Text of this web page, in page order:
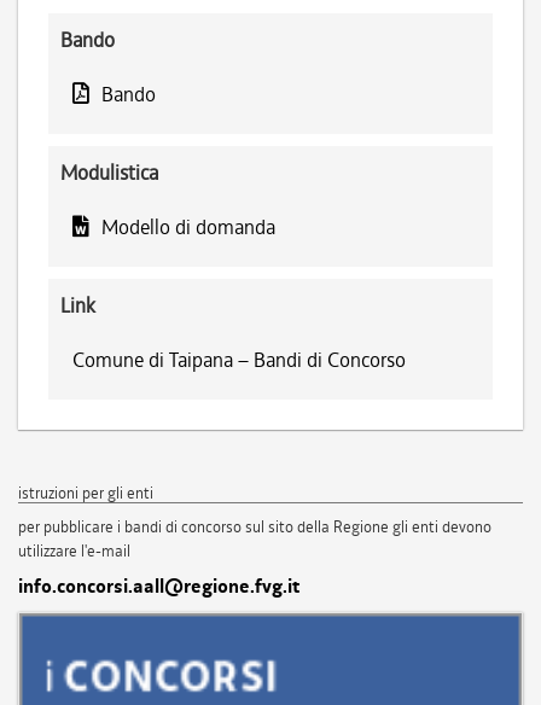
Bando
Bando
Modulistica
Modello di domanda
Link
Comune di Taipana – Bandi di Concorso
istruzioni per gli enti
per pubblicare i bandi di concorso sul sito della Regione gli enti devono
utilizzare l'e-mail
info.concorsi.aall@regione.fvg.it